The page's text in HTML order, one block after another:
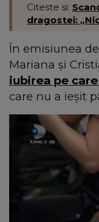
Citeste si:
dragostei:
În emisiunea
Mariana și
iubirea pe
care nu a ieșit